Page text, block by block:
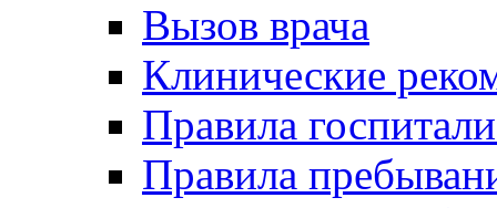
Вызов врача
Клинические
Правила
Правила